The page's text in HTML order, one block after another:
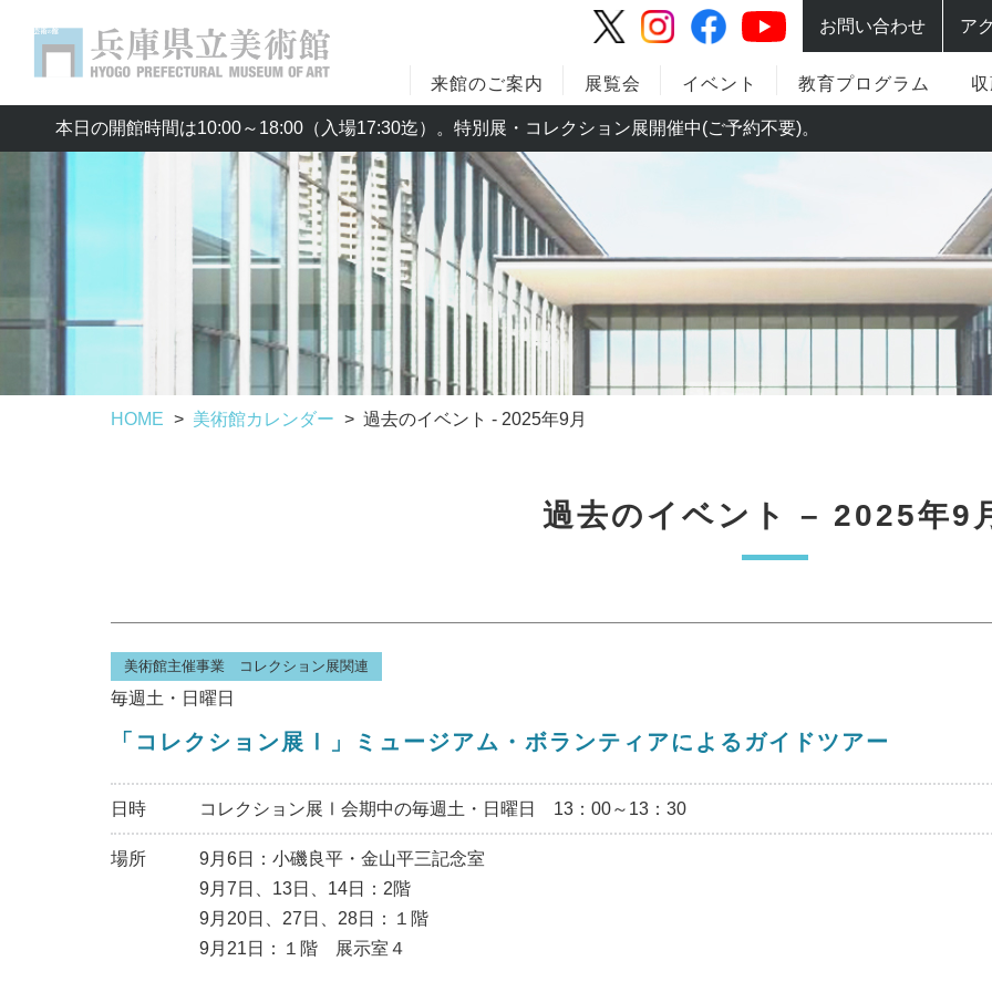
お問い合わせ ア
来館のご案内 展覧会 イベント 教育プログラム
本日の開館時間は10:00～18:00（入場17:30迄）。特別展・コレクション展開催中(ご予約不要)。
HOME 美術館カレンダー 過去のイベント - 2025年9月
過去のイベント – 2025年9
美術館主催事業 コレクション展関連
毎週土・日曜日
「コレクション展Ⅰ」ミュージアム・ボランティアによるガイドツアー
日時 コレクション展Ⅰ会期中の毎週土・日曜日 13：00～13：30
場所
9月6日：小磯良平・金山平三記念室
9月7日、13日、14日：2階
9月20日、27日、28日：１階
9月21日：１階 展示室４